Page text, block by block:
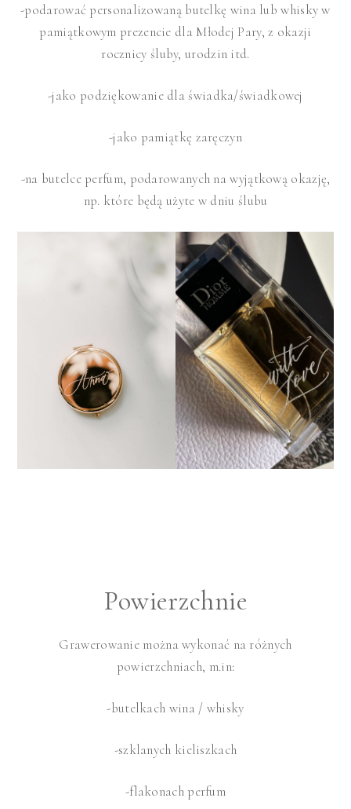
-podarować personalizowaną butelkę wina lub whisky w
pamiątkowym prezencie dla Młodej Pary, z okazji
rocznicy śluby, urodzin itd.
-jako podziękowanie dla świadka/świadkowej
-jako pamiątkę zaręczyn
-na butelce perfum, podarowanych na wyjątkową okazję,
np. które będą użyte w dniu ślubu
Powierzchnie
Grawerowanie można wykonać na różnych
powierzchniach, m.in:
-butelkach wina / whisky
-szklanych kieliszkach
-flakonach perfum